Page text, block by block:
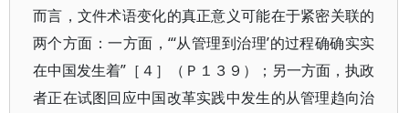
而言，文件术语变化的真正意义可能在于紧密关联的
两个方面：一方面，“‘从管理到治理’的过程确确实实
在中国发生着”［４］（Ｐ１３９）；另一方面，执政
者正在试图回应中国改革实践中发生的从管理趋向治